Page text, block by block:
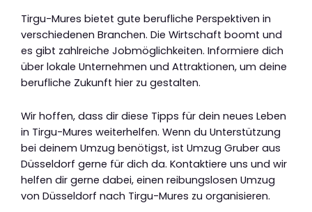
Tirgu-Mures bietet gute berufliche Perspektiven in
verschiedenen Branchen. Die Wirtschaft boomt und
es gibt zahlreiche Jobmöglichkeiten. Informiere dich
über lokale Unternehmen und Attraktionen, um deine
berufliche Zukunft hier zu gestalten.
Wir hoffen, dass dir diese Tipps für dein neues Leben
in Tirgu-Mures weiterhelfen. Wenn du Unterstützung
bei deinem Umzug benötigst, ist Umzug Gruber aus
Düsseldorf gerne für dich da. Kontaktiere uns und wir
helfen dir gerne dabei, einen reibungslosen Umzug
von Düsseldorf nach Tirgu-Mures zu organisieren.